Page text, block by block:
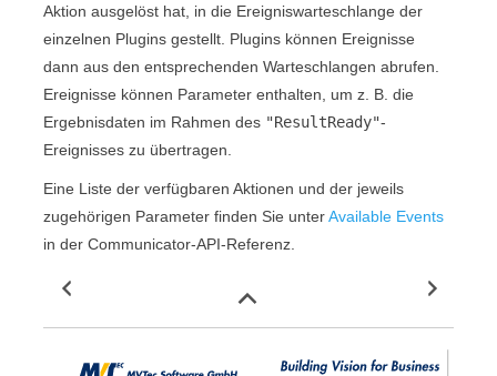
Aktion ausgelöst hat, in die Ereigniswarteschlange der
einzelnen Plugins gestellt. Plugins können Ereignisse
dann aus den entsprechenden Warteschlangen abrufen.
Ereignisse können Parameter enthalten, um z. B. die
Ergebnisdaten im Rahmen des "ResultReady"-
Ereignisses zu übertragen.
Eine Liste der verfügbaren Aktionen und der jeweils
zugehörigen Parameter finden Sie unterAvailable Events
in derCommunicator-API-Referenz.